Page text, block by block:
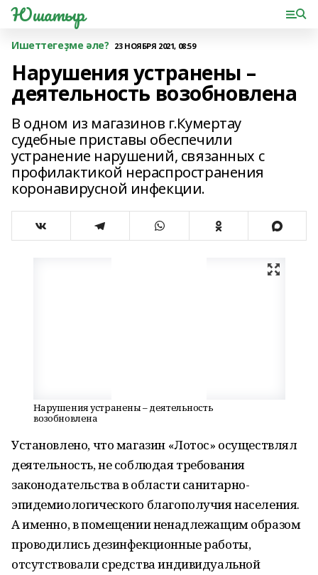
Юшатыр
Ишеттегеҙме әле? 23 НОЯБРЯ 2021, 08:59
Нарушения устранены –
деятельность возобновлена
В одном из магазинов г.Кумертау
судебные приставы обеспечили
устранение нарушений, связанных с
профилактикой нераспространения
коронавирусной инфекции.
Нарушения устранены – деятельность
возобновлена
Установлено, что магазин «Лотос» осуществлял
деятельность, не соблюдая требования
законодательства в области санитарно-
эпидемиологического благополучия населения.
А именно, в помещении ненадлежащим образом
проводились дезинфекционные работы,
отсутствовали средства индивидуальной